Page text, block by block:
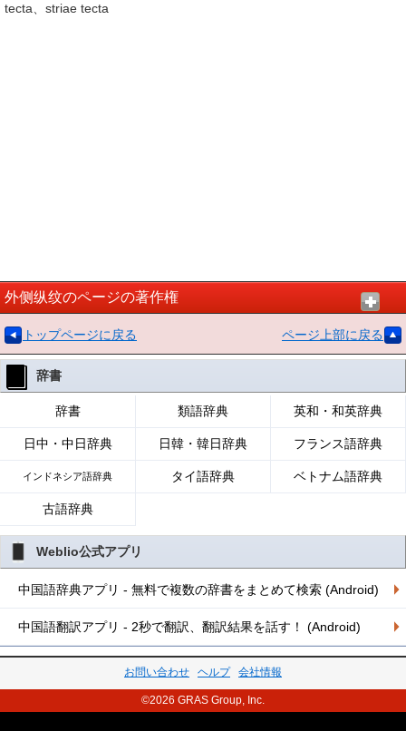
tecta、striae tecta
外侧纵纹のページの著作権
トップページに戻る ページ上部に戻る
辞書
辞書 類語辞典 英和・和英辞典
日中・中日辞典 日韓・韓日辞典 フランス語辞典
インドネシア語辞典 タイ語辞典 ベトナム語辞典
古語辞典
Weblio公式アプリ
中国語辞典アプリ - 無料で複数の辞書をまとめて検索 (Android)
中国語翻訳アプリ - 2秒で翻訳、翻訳結果を話す！ (Android)
お問い合わせ ヘルプ 会社情報
©2026 GRAS Group, Inc.